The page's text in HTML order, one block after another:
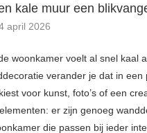
kale muur een
april 2026
woonkamer voelt al snel kaal
verander je dat in een
voor kunst, foto’s of een
er zijn genoeg
die passen bij ieder